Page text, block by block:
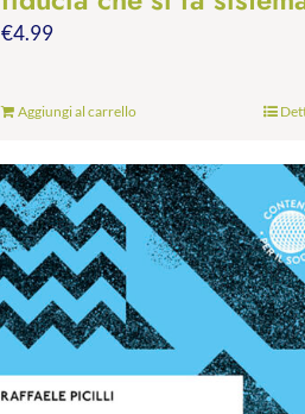
€4.99
Aggiungi al carrello